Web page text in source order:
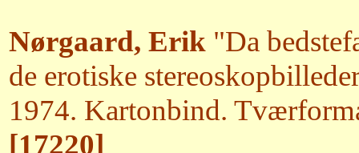
Nørgaard, Erik "Da
de erotiske
1974. Kartonbind.
[17220]